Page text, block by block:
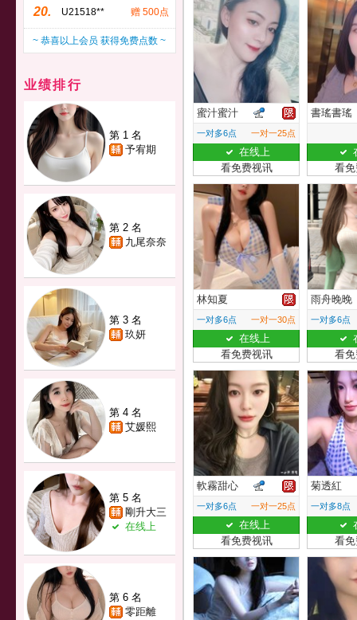
20. U21518** 赠 500点
~ 恭喜以上会员 获得免费点数 ~
业绩排行
第 1 名
予宥期
第 2 名
九尾奈奈
第 3 名
玖妍
第 4 名
艾媛熙
第 5 名
剛升大三
在线上
第 6 名
零距離
蜜汁蜜汁
一对多6点 一对一25点
在线上
看免费视讯
書瑤書瑤
看
林知夏
一对多6点 一对一30点
在线上
看免费视讯
雨舟晚晚
一对多6点
看
軟霧甜心
一对多6点 一对一25点
在线上
看免费视讯
菊透紅
一对多8点
看